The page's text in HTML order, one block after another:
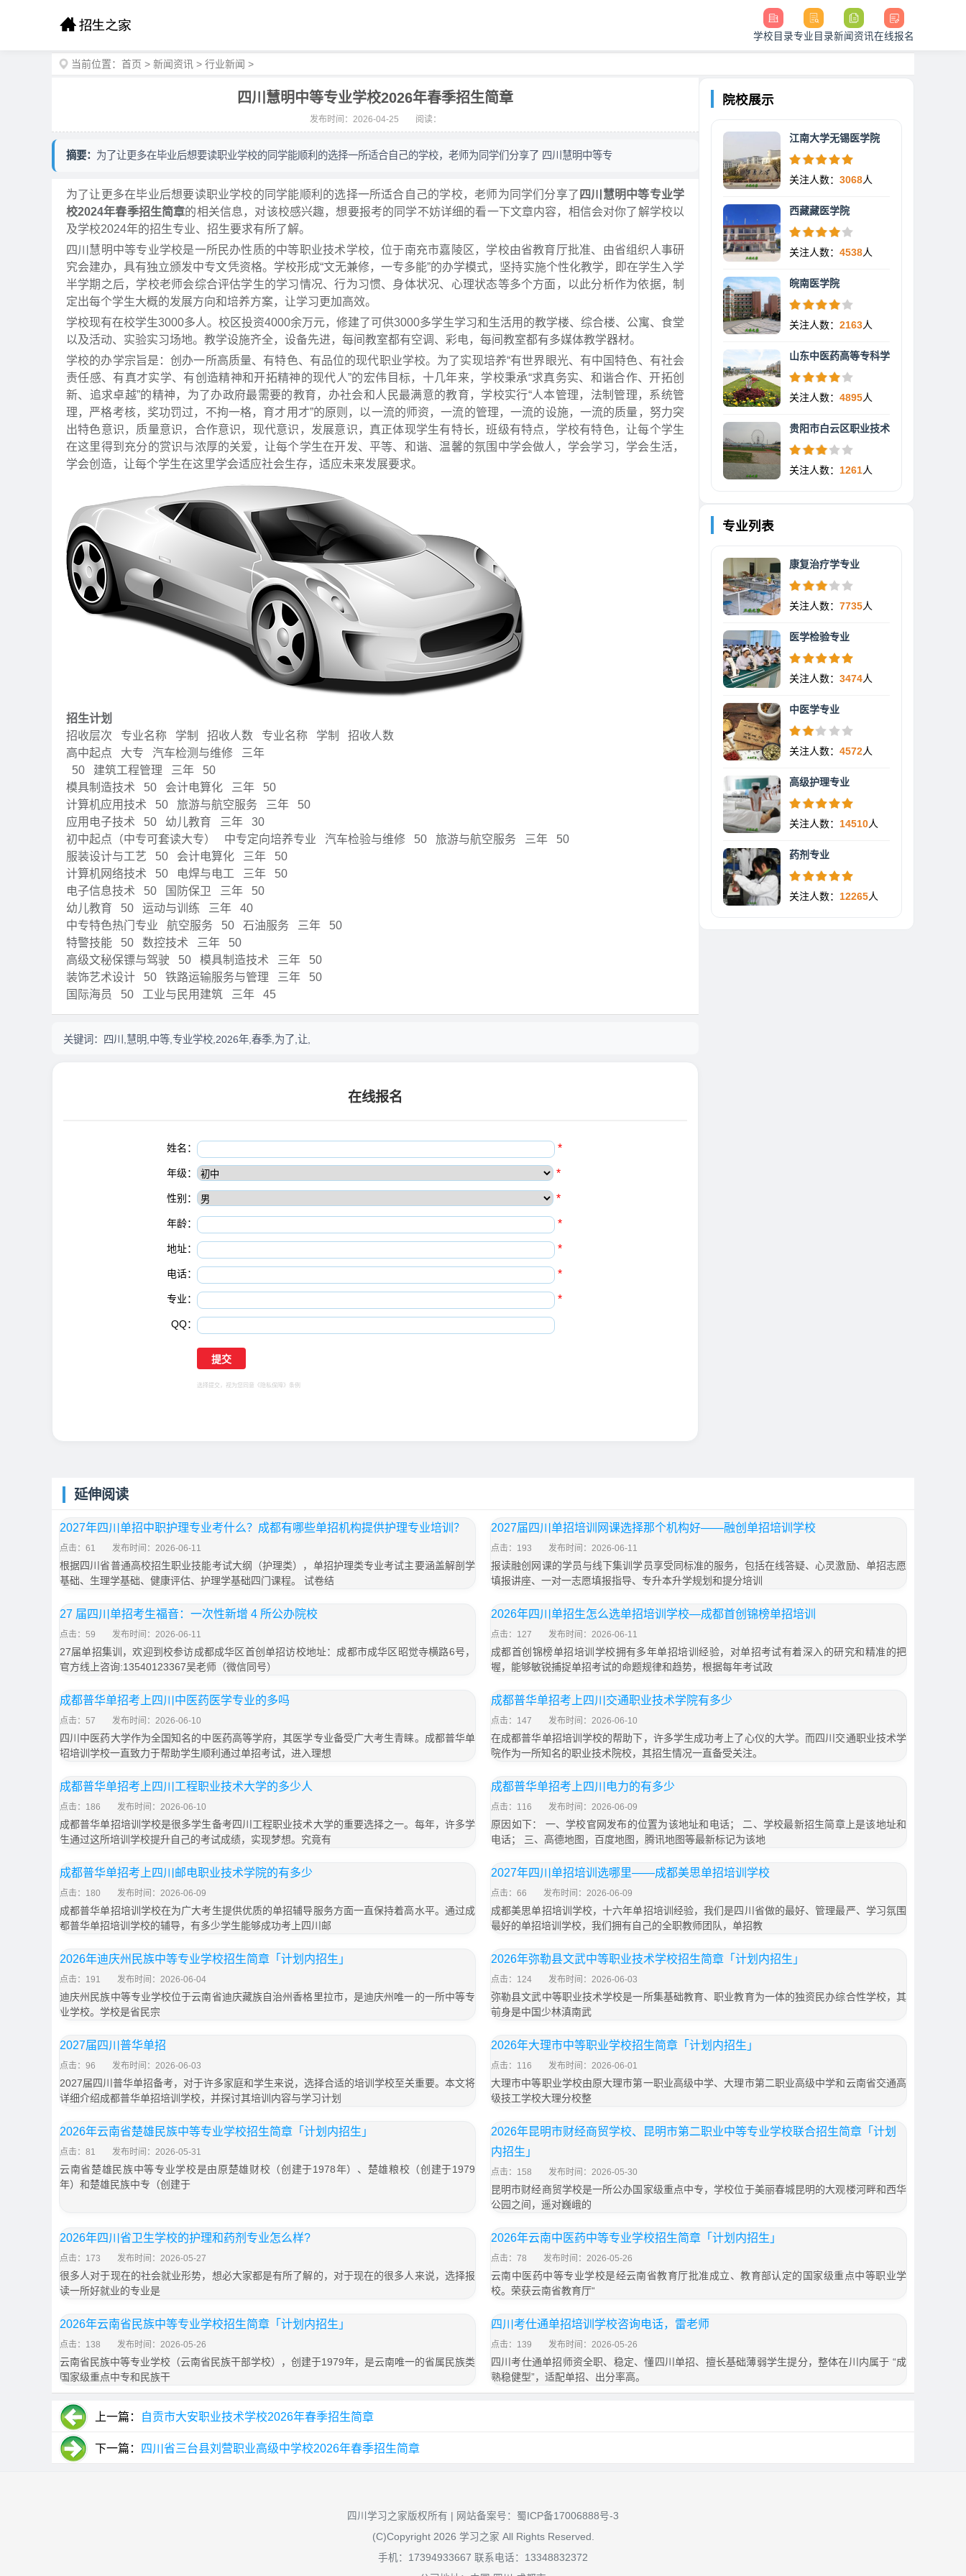
学校目录专业目录新闻资讯在线报名
当前位置： 首页 > 新闻资讯 > 行业新闻 >
四川慧明中等专业学校2026年春季招生简章
发布时间：2026-04-25 阅读：
摘要： 为了让更多在毕业后想要读职业学校的同学能顺利的选择一所适合自己的学校，老师为同学们分享了 四川慧明中等专
为了让更多在毕业后想要读职业学校的同学能顺利的选择一所适合自己的学校，老师为同学们分享了 四川慧明中等专业学
校2024年春季招生简章的相关信息，对该校感兴趣，想要报考的同学不妨详细的看一下文章内容，相信会对你了解学校以
及学校2024年的招生专业、招生要求有所了解。
四川慧明中等专业学校是一所民办性质的中等职业技术学校，位于南充市嘉陵区，学校由省教育厅批准、由省组织人事研
究会建办，具有独立颁发中专文凭资格。学校形成“文无兼修，一专多能”的办学模式，坚持实施个性化教学，即在学生入学
半学期之后，学校老师会综合评估学生的学习情况、行为习惯、身体状况、心理状态等多个方面，以此分析作为依据，制
定出每个学生大概的发展方向和培养方案，让学习更加高效。
学校现有在校学生3000多人。校区投资4000余万元，修建了可供3000多学生学习和生活用的教学楼、综合楼、公寓、食堂
以及活动、实验实习场地。教学设施齐全，设备先进，每间教室都有空调、彩电，每间教室都有多媒体教学器材。
学校的办学宗旨是：创办一所高质量、有特色、有品位的现代职业学校。为了实现培养“有世界眼光、有中国特色、有社会
责任感、有真才实学、有创造精神和开拓精神的现代人”的宏伟目标，十几年来，学校秉承“求真务实、和谐合作、开拓创
新、追求卓越”的精神，为了办政府最需要的教育，办社会和人民最满意的教育，学校实行“人本管理，法制管理，系统管
理，严格考核，奖功罚过，不拘一格，育才用才”的原则，以一流的师资，一流的管理，一流的设施，一流的质量，努力突
出特色意识，质量意识，合作意识，现代意识，发展意识，真正体现学生有特长，班级有特点，学校有特色，让每个学生
在这里得到充分的赏识与浓厚的关爱，让每个学生在开发、平等、和谐、温馨的氛围中学会做人，学会学习，学会生活，
学会创造，让每个学生在这里学会适应社会生存，适应未来发展要求。
招生计划
招收层次
专业名称 学制 招收人数 专业名称 学制
招收人数
高中起点
大专 汽车检测与维修
三年
50
建筑工程管理 三年
50
模具制造技术
50 会计电算化 三年
50
计算机应用技术
50 旅游与航空服务 三年
50
应用电子技术
50 幼儿教育 三年
30
初中起点（中专可套读大专）
中专定向培养专业 汽车检验与维修 50 旅游与航空服务 三年
50
服装设计与工艺
50 会计电算化 三年
50
计算机网络技术
50 电焊与电工 三年
50
电子信息技术
50 国防保卫 三年
50
幼儿教育
50 运动与训练 三年
40
中专特色热门专业
航空服务 50 石油服务 三年
50
特警技能
50 数控技术 三年
50
高级文秘保镖与驾驶
50 模具制造技术 三年
50
装饰艺术设计
50 铁路运输服务与管理 三年
50
国际海员
50 工业与民用建筑 三年 45
关键词： 四川,慧明,中等,专业学校,2026年,春季,为了,让,
在线报名
姓名： *
年级： *
性别： *
年龄： *
地址： *
电话： *
专业： *
QQ：
选择提交，视为您同意 《隐私保障》 条例
院校展示
江南大学无锡医学院
关注人数： 3068人
西藏藏医学院
关注人数： 4538人
皖南医学院
关注人数： 2163人
山东中医药高等专科学
关注人数： 4895人
贵阳市白云区职业技术
关注人数： 1261人
专业列表
康复治疗学专业
关注人数： 7735人
医学检验专业
关注人数： 3474人
中医学专业
关注人数： 4572人
高级护理专业
关注人数： 14510人
药剂专业
关注人数： 12265人
延伸阅读
2027年四川单招中职护理专业考什么？成都有哪些单招机构提供护理专业培训？
点击：61 发布时间：2026-06-11
根据四川省普通高校招生职业技能考试大纲（护理类），单招护理类专业考试主要涵盖解剖学
基础、生理学基础、健康评估、护理学基础四门课程。 试卷结
2027届四川单招培训网课选择那个机构好——融创单招培训学校
点击：193 发布时间：2026-06-11
报读融创网课的学员与线下集训学员享受同标准的服务，包括在线答疑、心灵激励、单招志愿
填报讲座、一对一志愿填报指导、专升本升学规划和提分培训
27 届四川单招考生福音：一次性新增 4 所公办院校
点击：59 发布时间：2026-06-11
27届单招集训，欢迎到校参访成都成华区首创单招访校地址：成都市成华区昭觉寺横路6号，
官方线上咨询:13540123367吴老师（微信同号）
2026年四川单招生怎么选单招培训学校—成都首创锦榜单招培训
点击：127 发布时间：2026-06-11
成都首创锦榜单招培训学校拥有多年单招培训经验，对单招考试有着深入的研究和精准的把
握，能够敏锐捕捉单招考试的命题规律和趋势，根据每年考试政
成都普华单招考上四川中医药医学专业的多吗
点击：57 发布时间：2026-06-10
四川中医药大学作为全国知名的中医药高等学府，其医学专业备受广大考生青睐。成都普华单
招培训学校一直致力于帮助学生顺利通过单招考试，进入理想
成都普华单招考上四川交通职业技术学院有多少
点击：147 发布时间：2026-06-10
在成都普华单招培训学校的帮助下，许多学生成功考上了心仪的大学。而四川交通职业技术学
院作为一所知名的职业技术院校，其招生情况一直备受关注。
成都普华单招考上四川工程职业技术大学的多少人
点击：186 发布时间：2026-06-10
成都普华单招培训学校是很多学生备考四川工程职业技术大学的重要选择之一。每年，许多学
生通过这所培训学校提升自己的考试成绩，实现梦想。究竟有
成都普华单招考上四川电力的有多少
点击：116 发布时间：2026-06-09
原因如下： 一、学校官网发布的位置为该地址和电话； 二、学校最新招生简章上是该地址和
电话； 三、高德地图，百度地图，腾讯地图等最新标记为该地
成都普华单招考上四川邮电职业技术学院的有多少
点击：180 发布时间：2026-06-09
成都普华单招培训学校在为广大考生提供优质的单招辅导服务方面一直保持着高水平。通过成
都普华单招培训学校的辅导，有多少学生能够成功考上四川邮
2027年四川单招培训选哪里——成都美思单招培训学校
点击：66 发布时间：2026-06-09
成都美思单招培训学校，十六年单招培训经验，我们是四川省做的最好、管理最严、学习氛围
最好的单招培训学校，我们拥有自己的全职教师团队，单招教
2026年迪庆州民族中等专业学校招生简章「计划内招生」
点击：191 发布时间：2026-06-04
迪庆州民族中等专业学校位于云南省迪庆藏族自治州香格里拉市，是迪庆州唯一的一所中等专
业学校。学校是省民宗
2026年弥勒县文武中等职业技术学校招生简章「计划内招生」
点击：124 发布时间：2026-06-03
弥勒县文武中等职业技术学校是一所集基础教育、职业教育为一体的独资民办综合性学校，其
前身是中国少林滇南武
2027届四川普华单招
点击：96 发布时间：2026-06-03
2027届四川普华单招备考，对于许多家庭和学生来说，选择合适的培训学校至关重要。本文将
详细介绍成都普华单招培训学校，并探讨其培训内容与学习计划
2026年大理市中等职业学校招生简章「计划内招生」
点击：116 发布时间：2026-06-01
大理市中等职业学校由原大理市第一职业高级中学、大理市第二职业高级中学和云南省交通高
级技工学校大理分校整
2026年云南省楚雄民族中等专业学校招生简章「计划内招生」
点击：81 发布时间：2026-05-31
云南省楚雄民族中等专业学校是由原楚雄财校（创建于1978年）、楚雄粮校（创建于1979
年）和楚雄民族中专（创建于
2026年昆明市财经商贸学校、昆明市第二职业中等专业学校联合招生简章「计划
内招生」
点击：158 发布时间：2026-05-30
昆明市财经商贸学校是一所公办国家级重点中专，学校位于美丽春城昆明的大观楼河畔和西华
公园之间，遥对巍峨的
2026年四川省卫生学校的护理和药剂专业怎么样?
点击：173 发布时间：2026-05-27
很多人对于现在的社会就业形势，想必大家都是有所了解的，对于现在的很多人来说，选择报
读一所好就业的专业是
2026年云南中医药中等专业学校招生简章「计划内招生」
点击：78 发布时间：2026-05-26
云南中医药中等专业学校是经云南省教育厅批准成立、教育部认定的国家级重点中等职业学
校。荣获云南省教育厅“
2026年云南省民族中等专业学校招生简章「计划内招生」
点击：138 发布时间：2026-05-26
云南省民族中等专业学校（云南省民族干部学校），创建于1979年，是云南唯一的省属民族类
国家级重点中专和民族干
四川考仕通单招培训学校咨询电话，雷老师
点击：139 发布时间：2026-05-26
四川考仕通单招师资全职、稳定、懂四川单招、擅长基础薄弱学生提分，整体在川内属于 “成
熟稳健型”，适配单招、出分率高。
上一篇： 自贡市大安职业技术学校2026年春季招生简章
下一篇： 四川省三台县刘营职业高级中学校2026年春季招生简章
四川学习之家版权所有 | 网站备案号： 蜀ICP备17006888号-3
(C)Copyright 2026 学习之家 All Rights Reserved.
手机：17394933667 联系电话：13348832372